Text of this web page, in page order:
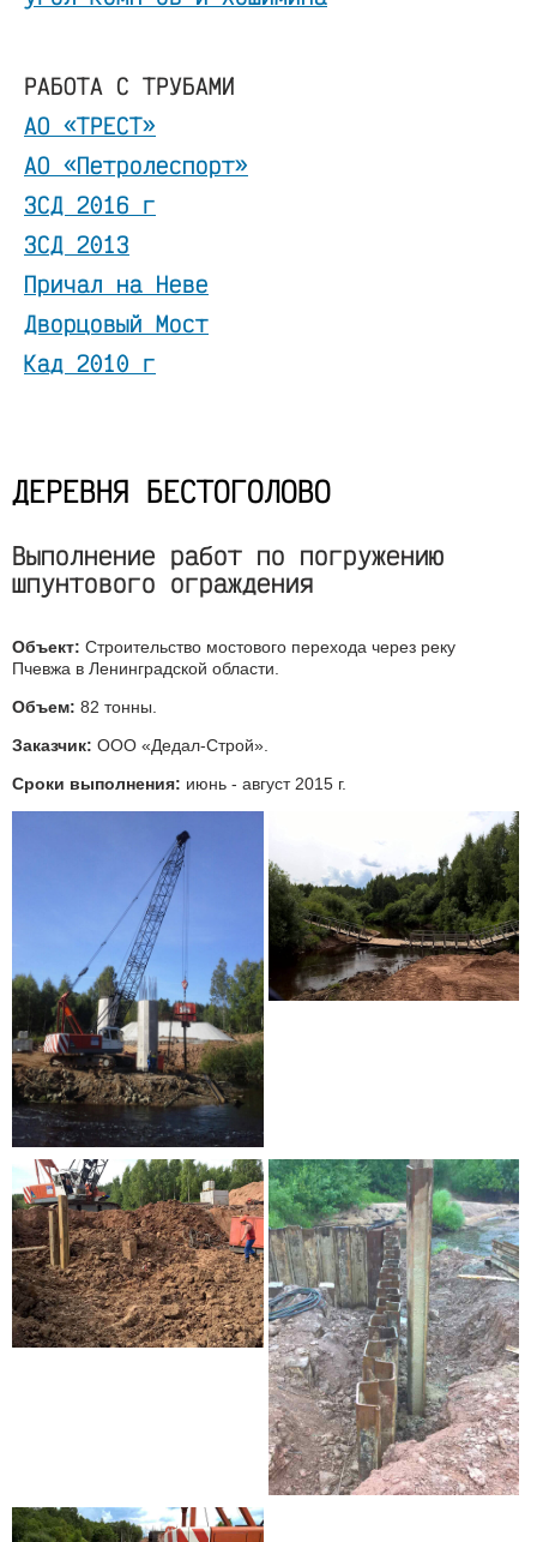
РАБОТА С ТРУБАМИ
АО «ТРЕСТ»
АО «Петролеспорт»
ЗСД 2016 г
ЗСД 2013
Причал на Неве
Дворцовый Мост
Кад 2010 г
ДЕРЕВНЯ БЕСТОГОЛОВО
Выполнение работ по погружению
шпунтового ограждения
Объект: Строительство мостового перехода через реку
Пчевжа в Ленинградской области.
Объем: 82 тонны.
Заказчик: ООО «Дедал-Строй».
Сроки выполнения: июнь - август 2015 г.